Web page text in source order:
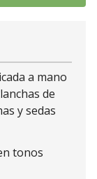
a mano
de
y sedas
tonos